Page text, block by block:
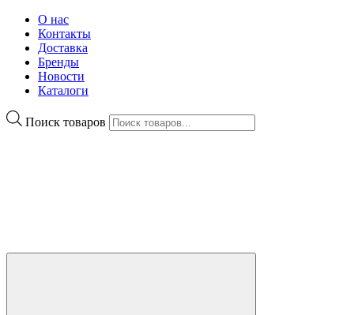
О нас
Контакты
Доставка
Бренды
Новости
Каталоги
Поиск товаров